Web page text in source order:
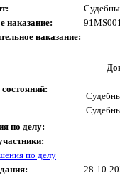
наказание:
наказание:
по делу:
по делу
28-10-